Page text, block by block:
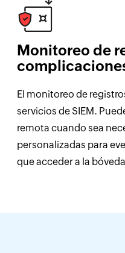
Monitoreo de
El monitoreo de
servicios de SIEM.
remota cuando sea
personalizadas para
que acceder a la